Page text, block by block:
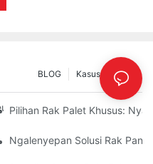
INFO
Kasus
BLOG
Manajemén Gudang Anu
Pilihan Rak Palet Khusus:
Sareng Inovasi
Ngalenyepan Solusi Rak